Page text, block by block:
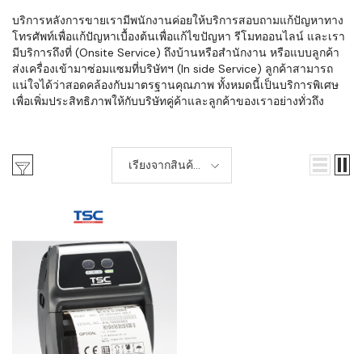
บริการหลังการขายเรามีพนักงานค่อยให้บริการสอบถามแก้ปัญหาทาง
โทรศัพท์เพื่อแก้ปัญหาเบื้องต้นเพื่อแก้ไขปัญหา รีโมทออนไลน์ และเรา
มีบริการถึงที่ (Onsite Service) ถึงบ้านหรือสำนักงาน หรือแบบลูกค้า
ส่งเครื่องเข้ามาซ่อมแซมที่บริษัทฯ (In side Service) ลูกค้าสามารถ
แน่ใจได้ว่าสอดคล้องกับมาตรฐานคุณภาพ ทั้งหมดนี้เป็นบริการพิเศษ
เพื่อเพิ่มประสิทธิภาพให้กับบริษัทคู่ค้าและลูกค้าของเราอย่างทั่วถึง
เรียงจากสินค้า
ใหม่-เก่า